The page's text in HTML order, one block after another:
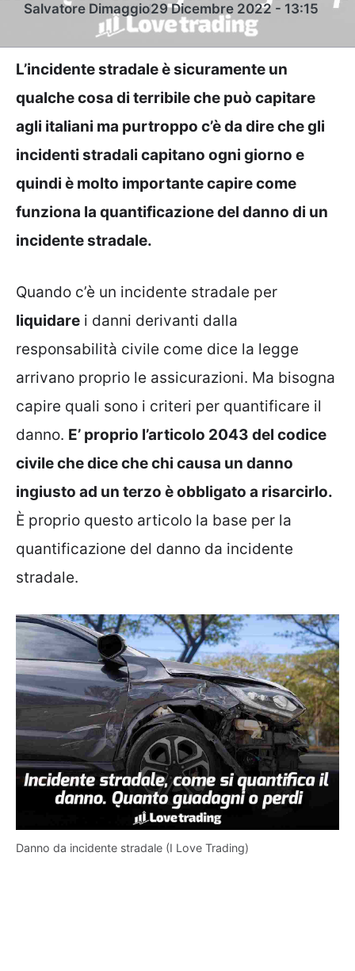
Salvatore Dimaggio29 Dicembre 2022 - 13:15
L’incidente stradale è sicuramente un
qualche cosa di terribile che può capitare
agli italiani ma purtroppo c’è da dire che gli
incidenti stradali capitano ogni giorno e
quindi è molto importante capire come
funziona la quantificazione del danno di un
incidente stradale.
Quando c’è un incidente stradale per
liquidare i danni derivanti dalla
responsabilità civile come dice la legge
arrivano proprio le assicurazioni. Ma bisogna
capire quali sono i criteri per quantificare il
danno. E’ proprio l’articolo 2043 del codice
civile che dice che chi causa un danno
ingiusto ad un terzo è obbligato a risarcirlo.
È proprio questo articolo la base per la
quantificazione del danno da incidente
stradale.
Danno da incidente stradale (I Love Trading)